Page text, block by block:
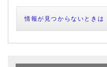
情報が見つからないときは